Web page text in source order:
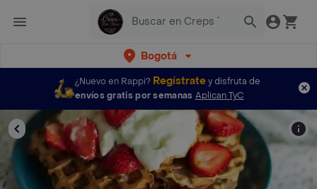
Bogotá
¿Nuevo en Rappi? Regístratey disfruta de
envíos gratis por semanas Aplican TyC